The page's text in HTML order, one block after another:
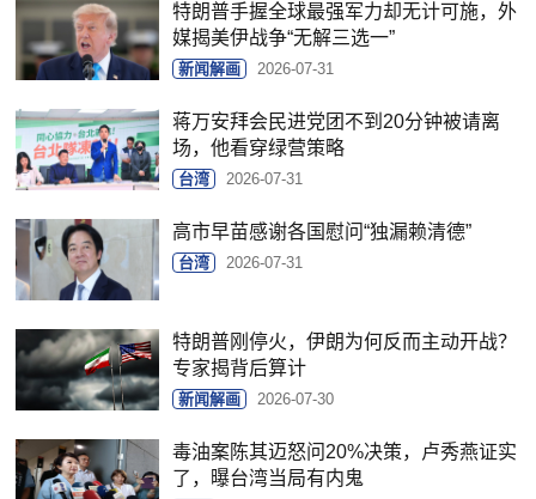
特朗普手握全球最强军力却无计可施，外
媒揭美伊战争“无解三选一”
新闻解画 2026-07-31
蒋万安拜会民进党团不到20分钟被请离
场，他看穿绿营策略
台湾 2026-07-31
高市早苗感谢各国慰问“独漏赖清德”
台湾 2026-07-31
特朗普刚停火，伊朗为何反而主动开战？
专家揭背后算计
新闻解画 2026-07-30
毒油案陈其迈怒问20%决策，卢秀燕证实
了，曝台湾当局有内鬼